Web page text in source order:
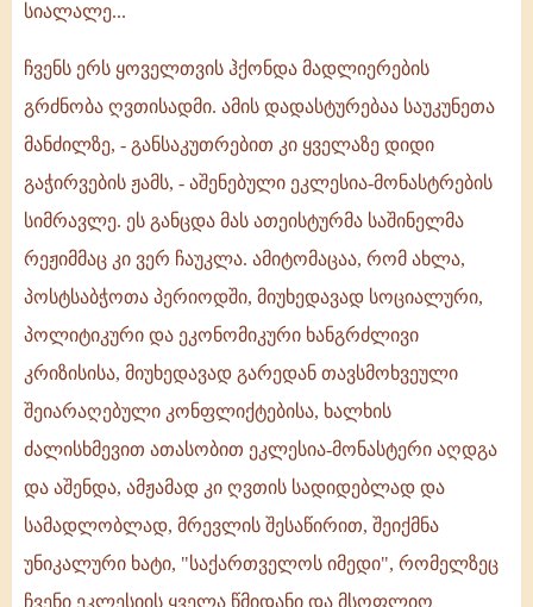
სიალალე...
ჩვენს ერს ყოველთვის ჰქონდა მადლიერების
გრძნობა ღვთისადმი. ამის დადასტურებაა საუკუნეთა
მანძილზე, - განსაკუთრებით კი ყველაზე დიდი
გაჭირვების ჟამს, - აშენებული ეკლესია-მონასტრების
სიმრავლე. ეს განცდა მას ათეისტურმა საშინელმა
რეჟიმმაც კი ვერ ჩაუკლა. ამიტომაცაა, რომ ახლა,
პოსტსაბჭოთა პერიოდში, მიუხედავად სოციალური,
პოლიტიკური და ეკონომიკური ხანგრძლივი
კრიზისისა, მიუხედავად გარედან თავსმოხვეული
შეიარაღებული კონფლიქტებისა, ხალხის
ძალისხმევით ათასობით ეკლესია-მონასტერი აღდგა
და აშენდა, ამჟამად კი ღვთის სადიდებლად და
სამადლობლად, მრევლის შესაწირით, შეიქმნა
უნიკალური ხატი, "საქართველოს იმედი", რომელზეც
ჩვენი ეკლესიის ყველა წმიდანი და მსოფლიო